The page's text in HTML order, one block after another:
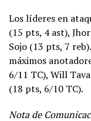
Los líderes en
(15 pts, 4 ast),
Sojo (13 pts, 7
máximos
6/11 TC), Will
(18 pts, 6/10 TC).
Nota de